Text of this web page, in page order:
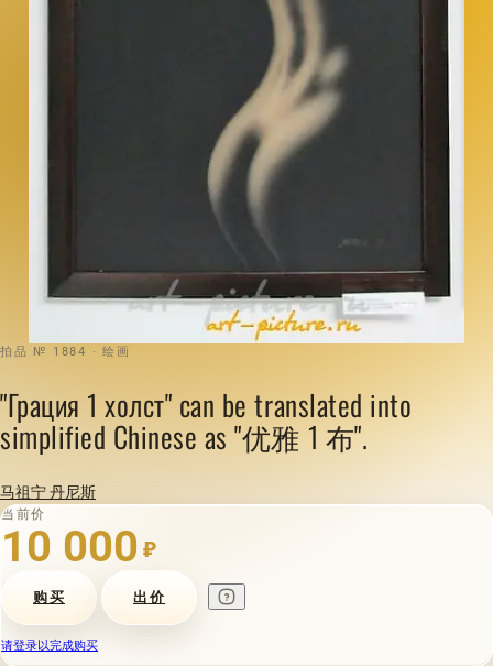
拍品 № 1884 · 绘画
"Грация 1 холст" can be translated into
simplified Chinese as "优雅 1 布".
马祖宁 丹尼斯
当前价
10 000 ₽
购买 出价
请登录以完成购买